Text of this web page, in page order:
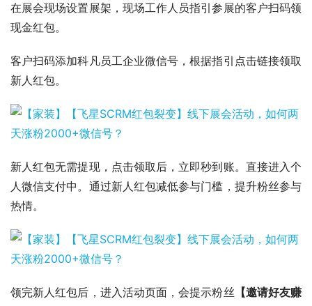
在展会现场设置展架，现场工作人员指引参展的客户扫码领
现金红包。
客户扫码添加科凡员工企业微信号，根据指引点击链接领取
新人红包。
新人红包无需提现，点击领取后，立即秒到账。直接进入个
人微信支付中。通过新人红包减低参与门槛，提升粉丝参与
热情。
领完新人红包后，进入活动页面，会提示粉丝 【邀请好友赚